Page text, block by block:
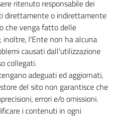
ritenuto responsabile dei
direttamente o indirettamente
che venga fatto delle
inoltre, l'Ente non ha alcuna
causati dall'utilizzazione
collegati.
adeguati ed aggiornati,
del sito non garantisce che
errori e/o omissioni.
i contenuti in ogni